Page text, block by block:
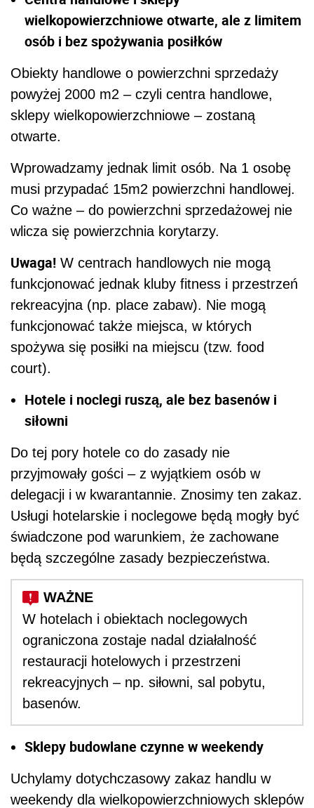
wielkopowierzchniowe otwarte, ale z limitem
osób i bez spożywania posiłków
Obiekty handlowe o powierzchni sprzedaży
powyżej 2000 m2 – czyli centra handlowe,
sklepy wielkopowierzchniowe – zostaną
otwarte.
Wprowadzamy jednak limit osób. Na 1 osobę
musi przypadać 15m2 powierzchni handlowej.
Co ważne – do powierzchni sprzedażowej nie
wlicza się powierzchnia korytarzy.
Uwaga! W centrach handlowych nie mogą
funkcjonować jednak kluby fitness i przestrzeń
rekreacyjna (np. place zabaw). Nie mogą
funkcjonować także miejsca, w których
spożywa się posiłki na miejscu (tzw. food
court).
Hotele i noclegi ruszą, ale bez basenów i
siłowni
Do tej pory hotele co do zasady nie
przyjmowały gości – z wyjątkiem osób w
delegacji i w kwarantannie. Znosimy ten zakaz.
Usługi hotelarskie i noclegowe będą mogły być
świadczone pod warunkiem, że zachowane
będą szczególne zasady bezpieczeństwa.
W hotelach i obiektach noclegowych
ograniczona zostaje nadal działalność
restauracji hotelowych i przestrzeni
rekreacyjnych – np. siłowni, sal pobytu,
basenów.
Sklepy budowlane czynne w weekendy
Uchylamy dotychczasowy zakaz handlu w
weekendy dla wielkopowierzchniowych sklepów